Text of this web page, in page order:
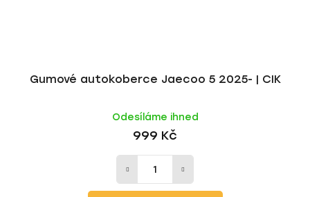
Gumové autokoberce Jaecoo 5 2025- | CIK
Odesíláme ihned
999 Kč